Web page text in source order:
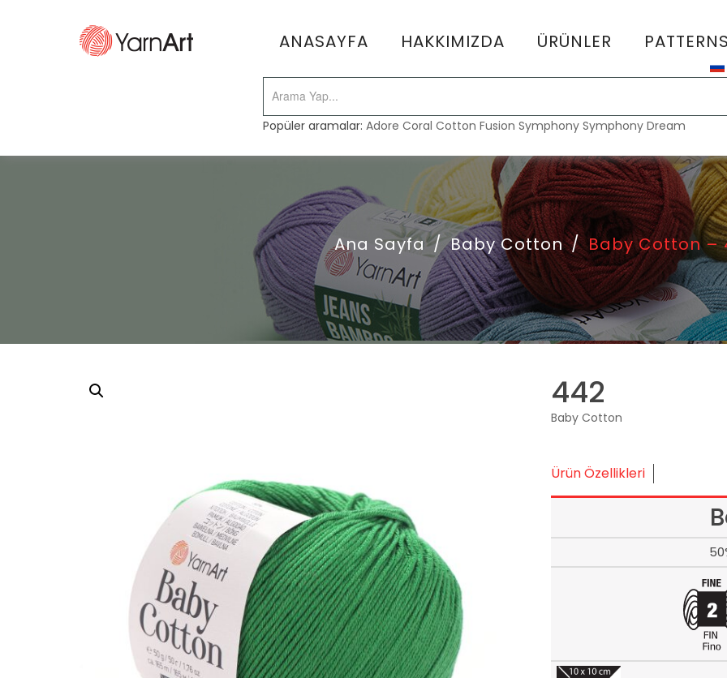
ANASAYFA HAKKIMIZDA ÜRÜNLER
Popüler aramalar:Adore Coral Cotton Fusion Symphony Symphony Dream
Ana Sayfa / Baby Cotton / Baby Cotton –
442
Baby Cotton
Ürün Özellikleri